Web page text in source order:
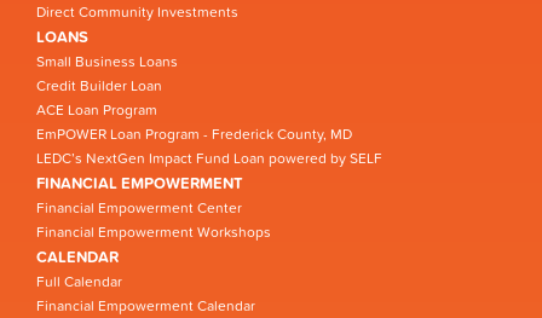
Direct Community Investments
LOANS
Small Business Loans
Credit Builder Loan
ACE Loan Program
EmPOWER Loan Program - Frederick County, MD
LEDC’s NextGen Impact Fund Loan powered by SELF
FINANCIAL EMPOWERMENT
Financial Empowerment Center
Financial Empowerment Workshops
CALENDAR
Full Calendar
Financial Empowerment Calendar